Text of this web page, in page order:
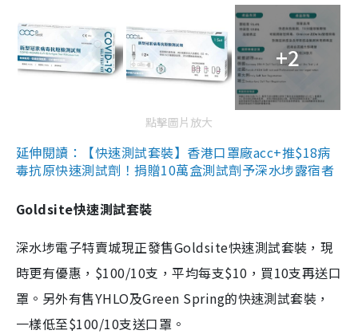
+2
點擊圖片放大
延伸閱讀：【快速測試套裝】香港口罩廠acc+推$18病
毒抗原快速測試劑！捐贈10萬盒測試劑予深水埗露宿者
Goldsite快速測試套裝
深水埗電子特賣城現正發售Goldsite快速測試套裝，現
時更有優惠，$100/10支，平均每支$10，買10支再送口
罩。另外有售YHLO及Green Spring的快速測試套裝，
一樣低至$100/10支送口罩。